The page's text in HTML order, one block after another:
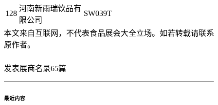
128
河南新雨瑞饮品有
限公司
SW039T
本文来自互联网，不代表食品展会大全立场。如若转载请联系
原作者。
发表展商名录65篇
最近内容